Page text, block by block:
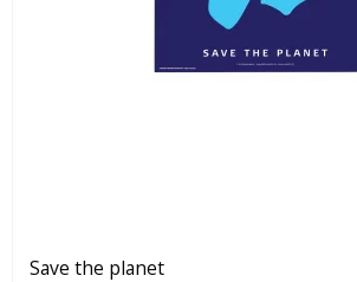
Save the planet